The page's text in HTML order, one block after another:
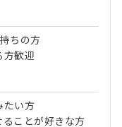
ちの方
方歓迎
たい方
ことが好きな方